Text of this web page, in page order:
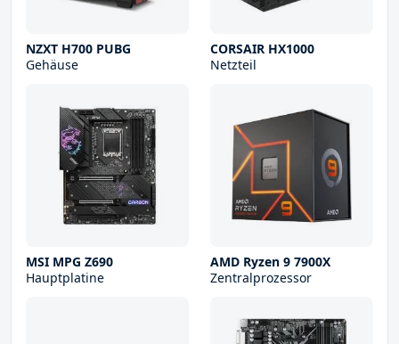
NZXT H700 PUBG
Gehäuse
CORSAIR HX1000
Netzteil
MSI MPG Z690
Hauptplatine
AMD Ryzen 9 7900X
Zentralprozessor